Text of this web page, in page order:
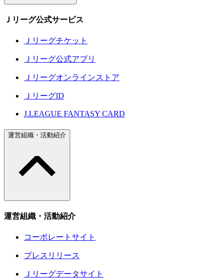
Ｊリーグ公式サービス
Ｊリーグチケット
Ｊリーグ公式アプリ
Ｊリーグオンラインストア
ＪリーグID
J.LEAGUE FANTASY CARD
運営組織・活動紹介
運営組織・活動紹介
コーポレートサイト
プレスリリース
Ｊリーグデータサイト